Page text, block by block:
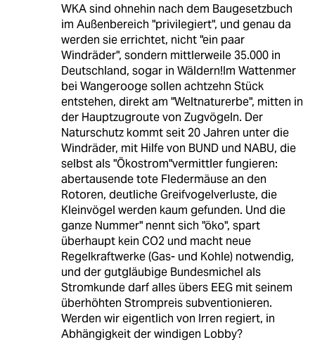
WKA sind ohnehin nach dem Baugesetzbuch
im Außenbereich "privilegiert", und genau da
werden sie errichtet, nicht "ein paar
Windräder", sondern mittlerweile 35.000 in
Deutschland, sogar in Wäldern!Im Wattenmer
bei Wangerooge sollen achtzehn Stück
entstehen, direkt am "Weltnaturerbe", mitten in
der Hauptzugroute von Zugvögeln. Der
Naturschutz kommt seit 20 Jahren unter die
Windräder, mit Hilfe von BUND und NABU, die
selbst als "Ökostrom"vermittler fungieren:
abertausende tote Fledermäuse an den
Rotoren, deutliche Greifvogelverluste, die
Kleinvögel werden kaum gefunden. Und die
ganze Nummer" nennt sich "öko", spart
überhaupt kein CO2 und macht neue
Regelkraftwerke (Gas- und Kohle) notwendig,
und der gutgläubige Bundesmichel als
Stromkunde darf alles übers EEG mit seinem
überhöhten Strompreis subventionieren.
Werden wir eigentlich von Irren regiert, in
Abhängigkeit der windigen Lobby?